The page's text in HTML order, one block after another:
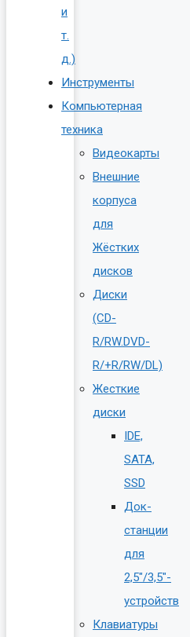
и
т.
д.)
Инструменты
Компьютерная
техника
Видеокарты
Внешние
корпуса
для
Жёстких
дисков
Диски
(CD-
R/RW.DVD-
R/+R/RW/DL)
Жесткие
диски
IDE,
SATA,
SSD
Док-
станции
для
2,5″/3,5″-
устройств
Клавиатуры